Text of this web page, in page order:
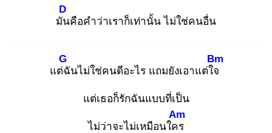
มัน
D
คือคำว่าเราก็เท่านั้น ไม่ใช่คนอื่น
แต่ฉั
G
นไม่ใช่คนดีอะไร แถมยังเอาแต่ใจ
Bm
แต่เธอก็รักฉันแบบที่เป็น
ไม่ว่าจะไม่เหมือนใคร
Am